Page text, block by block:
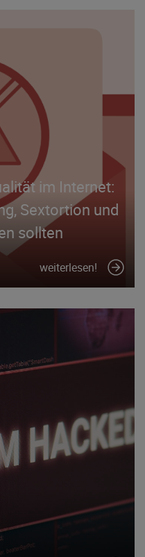
im Internet:
Sextortion und
sollten
weiterlesen!